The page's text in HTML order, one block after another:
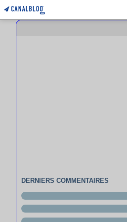
DERNIERS COMMENTAIRES